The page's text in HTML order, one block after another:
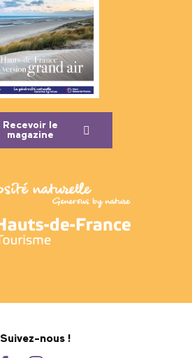
Recevoir le
magazine
Suivez-nous !